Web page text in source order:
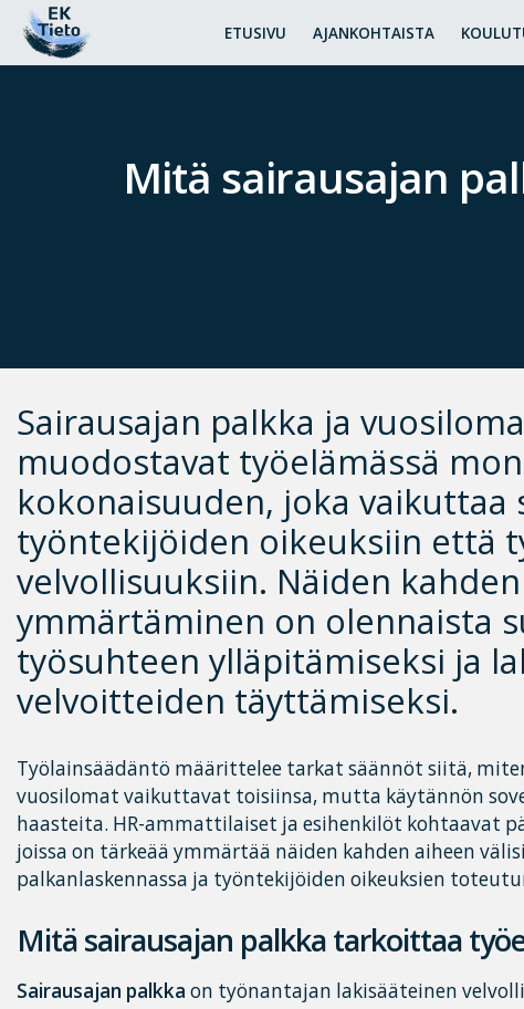
ETUSIVU AJANKOHTAISTA
Mitä sairausajan
Sairausajan palkka ja
muodostavat työelämässä
kokonaisuuden, joka vaikuttaa
työntekijöiden oikeuksiin että
velvollisuuksiin. Näiden
ymmärtäminen on olennaista
työsuhteen ylläpitämiseksi ja
velvoitteiden täyttämiseksi.
Työlainsäädäntö määrittelee tarkat säännöt siitä,
vuosilomat vaikuttavat toisiinsa, mutta käytännön
haasteita. HR-ammattilaiset ja esihenkilöt kohtaavat
joissa on tärkeää ymmärtää näiden kahden aiheen
palkanlaskennassa ja työntekijöiden oikeuksien
Mitä sairausajan palkka tarkoittaa
Sairausajan palkka on työnantajan lakisääteinen